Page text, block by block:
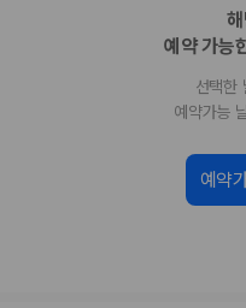
제주 렌
인원에 맞는 차종별 가격
일반자차,
제주공항 인수 조건 비교:
비교 후 원하
해
예약 가능
선택한
예약가능
예약